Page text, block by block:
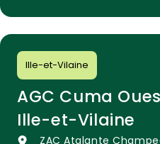
Ille-et-Vilaine
AGC Cuma
Ille-et-Vilaine
ZAC Atalante